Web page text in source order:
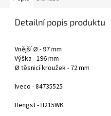
Detailní popis produktu
Vnější Ø - 97 mm
Výška - 196 mm
Ø těsnicí kroužek - 72 mm
Iveco - 84735525
Hengst - H215WK